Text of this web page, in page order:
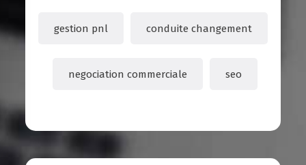
gestion pnl conduite changement
negociation commerciale seo